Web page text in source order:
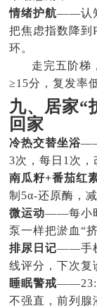
情绪护航——认
把焦虑指数降到
环。
走完五阶梯
≥15分，复发率
九、居家“
回家
冷热交替坐浴
3次，每日1次，
南瓜籽+番茄红
制5α-还原酶，
微运动——每小
泵一样把淤血“挤
排尿日记——手
线评分，下次复
睡眠警戒
不强直，前列腺